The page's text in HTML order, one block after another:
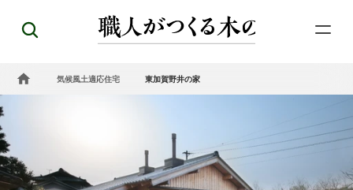
気候風土適応住宅 東加賀野井の家